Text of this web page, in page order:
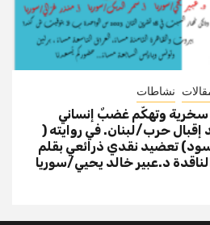
نشاطات
سخرية وتهكّم غضبٌ إنساني
حرب/لبنان. في روايته (
تعضيد نقدي ذرائعي بقلم
د.عبير خالد يحيي/سوريا